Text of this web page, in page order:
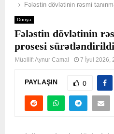
Fələstin dövlətinin rəsmi
Dünya
Fələstin dövlətinin
prosesi sürətləndirildi
Müəllif:Aynur Camal 7 İyul 2026,
PAYLAŞIN 0